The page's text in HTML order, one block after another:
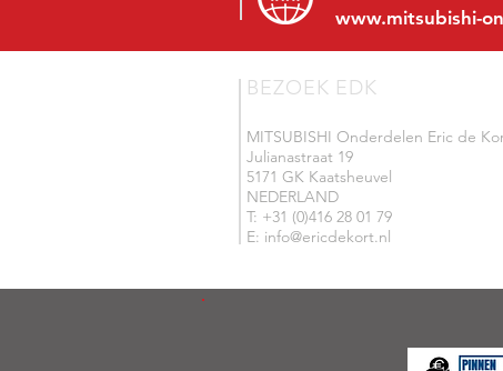
www.mitsubishi-
BEZOEK EDK
MITSUBISHI Onderdelen Eric de
Julianastraat 19
5171 GK Kaatsheuvel
NEDERLAND
T: +31 (0)416 28 01 79
E: info@ericdekort.nl